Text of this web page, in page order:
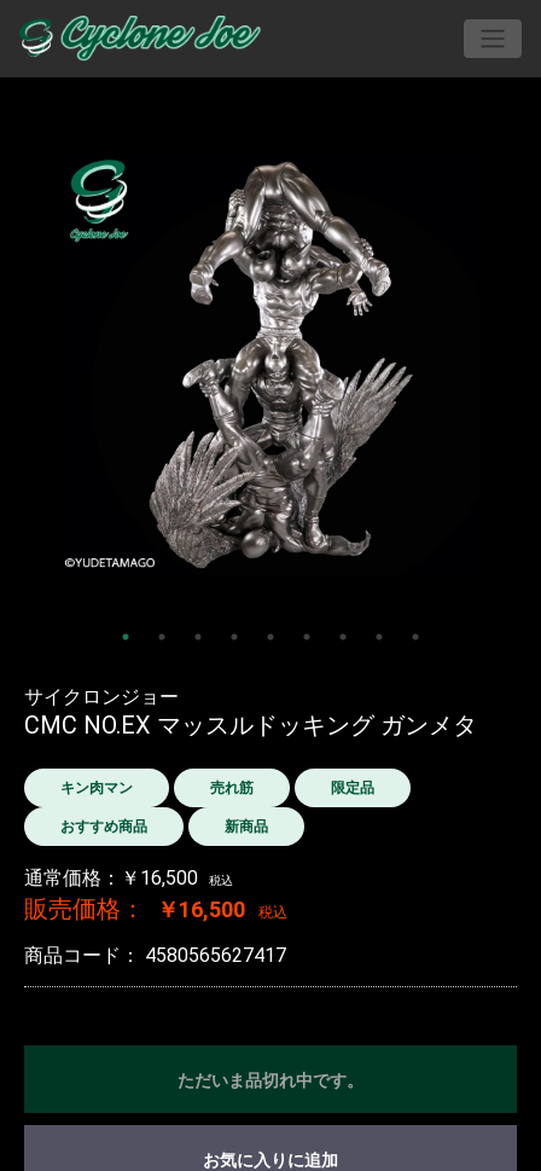
サイクロンジョー
CMC NO.EX マッスルドッキング ガンメタ
キン肉マン 売れ筋 限定品
おすすめ商品 新商品
通常価格：￥16,500 税込
販売価格： ￥16,500 税込
商品コード： 4580565627417
ただいま品切れ中です。
お気に入りに追加